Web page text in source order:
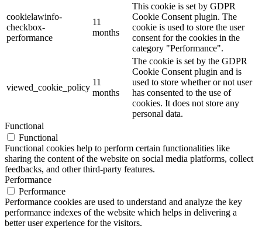
cookielawinfo-
checkbox-
performance
11
months
This cookie is set by GDPR
Cookie Consent plugin. The
cookie is used to store the user
consent for the cookies in the
category "Performance".
viewed_cookie_policy
11
months
The cookie is set by the GDPR
Cookie Consent plugin and is
used to store whether or not user
has consented to the use of
cookies. It does not store any
personal data.
Functional
Functional
Functional cookies help to perform certain functionalities like
sharing the content of the website on social media platforms, collect
feedbacks, and other third-party features.
Performance
Performance
Performance cookies are used to understand and analyze the key
performance indexes of the website which helps in delivering a
better user experience for the visitors.